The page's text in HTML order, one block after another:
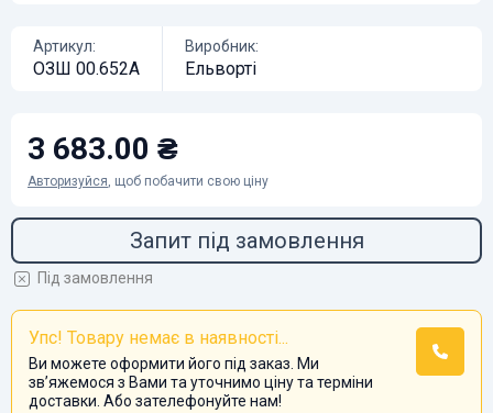
Артикул:
ОЗШ 00.652А
Виробник:
Ельворті
3 683.00 ₴
Авторизуйся, щоб побачити свою ціну
Запит під замовлення
Під замовлення
Упс! Товару немає в наявності...
Ви можете оформити його під заказ. Ми
звʼяжемося з Вами та уточнимо ціну та терміни
доставки. Або зателефонуйте нам!